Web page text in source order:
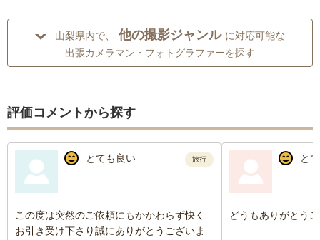
山梨県内で、 他の撮影ジャンル に対応可能な
出張カメラマン・フォトグラファーを探す
評価コメントから探す
とても良い 旅行
この度は突然のご依頼にもかかわらず快く
お引き受け下さり誠にありがとうございま
と
どうもありがとう